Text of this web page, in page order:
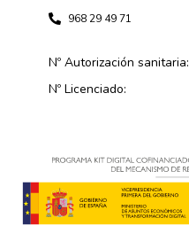
968 29 49 71
Nº Autorización sanitaria:
Nº Licenciado: